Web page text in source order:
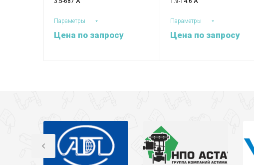
Параметры
Цена по запросу
Параметры
Цена по запросу